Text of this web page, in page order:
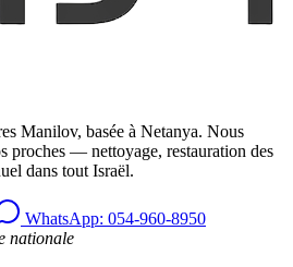
Manilov, basée à Netanya. Nous
proches — nettoyage, restauration des
dans tout Israël.
WhatsApp: 054-960-8950
nationale